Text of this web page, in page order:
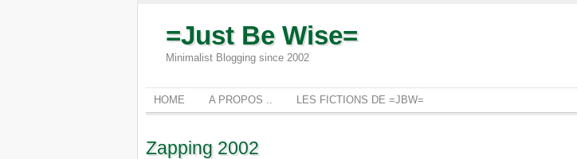
=Just Be Wise=
Minimalist Blogging since 2002
HOME A PROPOS .. LES FICTIONS DE =JBW=
Zapping 2002